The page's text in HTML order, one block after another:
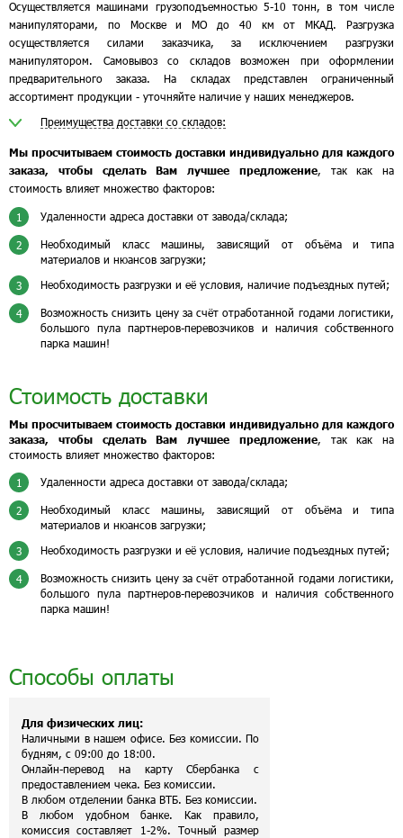
Осуществляется машинами грузоподъемностью 5-10 тонн, в том числе
манипуляторами, по Москве и МО до 40 км от МКАД. Разгрузка
осуществляется силами заказчика, за исключением разгрузки
манипулятором. Самовывоз со складов возможен при оформлении
предварительного заказа. На складах представлен ограниченный
ассортимент продукции - уточняйте наличие у наших менеджеров.
Преимущества доставки со складов:
Мы просчитываем стоимость доставки индивидуально для каждого
заказа, чтобы сделать Вам лучшее предложение, так как на
стоимость влияет множество факторов:
1 Удаленности адреса доставки от завода/склада;
2
Необходимый класс машины, зависящий от объёма и типа
материалов и нюансов загрузки;
3 Необходимость разгрузки и её условия, наличие подъездных путей;
4
Возможность снизить цену за счёт отработанной годами логистики,
большого пула партнеров-перевозчиков и наличия собственного
парка машин!
Стоимость доставки
Мы просчитываем стоимость доставки индивидуально для каждого
заказа, чтобы сделать Вам лучшее предложение, так как на
стоимость влияет множество факторов:
1 Удаленности адреса доставки от завода/склада;
2
Необходимый класс машины, зависящий от объёма и типа
материалов и нюансов загрузки;
3 Необходимость разгрузки и её условия, наличие подъездных путей;
4
Возможность снизить цену за счёт отработанной годами логистики,
большого пула партнеров-перевозчиков и наличия собственного
парка машин!
Способы оплаты
Для физических лиц:
Наличными в нашем офисе. Без комиссии. По
будням, с 09:00 до 18:00.
Онлайн-перевод на карту Сбербанка с
предоставлением чека. Без комиссии.
В любом отделении банка ВТБ. Без комиссии.
В любом удобном банке. Как правило,
комиссия составляет 1-2%. Точный размер